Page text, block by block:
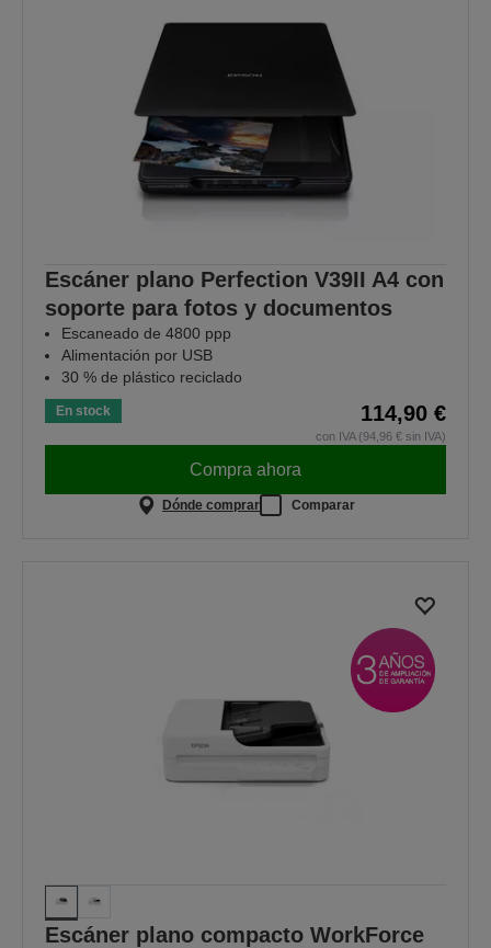
Escáner plano Perfection V39II A4 con
soporte para fotos y documentos
Escaneado de 4800 ppp
Alimentación por USB
30 % de plástico reciclado
En stock 114,90 €
con IVA (94,96 € sin IVA)
Compra ahora
Dónde comprar Comparar
Escáner plano compacto WorkForce